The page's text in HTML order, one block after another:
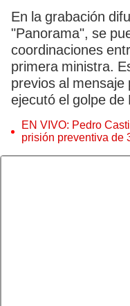
En la grabación
"Panorama", se
coordinaciones
primera ministra.
previos al mensaje
ejecutó el golpe de
EN VIVO: Pedro
prisión preventiva de